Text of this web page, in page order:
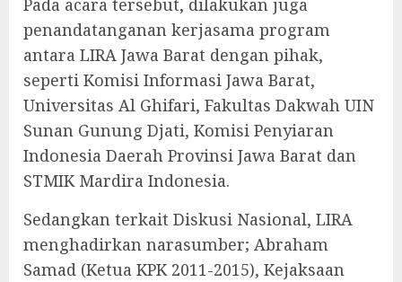
penandatanganan kerjasama program
antara LIRA Jawa Barat dengan pihak,
seperti Komisi Informasi Jawa Barat,
Universitas Al Ghifari, Fakultas Dakwah UIN
Sunan Gunung Djati, Komisi Penyiaran
Indonesia Daerah Provinsi Jawa Barat dan
STMIK Mardira Indonesia.
Sedangkan terkait Diskusi Nasional, LIRA
menghadirkan narasumber; Abraham
Samad (Ketua KPK 2011-2015), Kejaksaan